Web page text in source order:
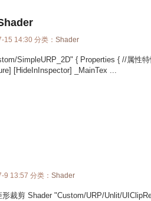
15 14:30 分类： Shader
SimpleURP_2D" { Properties { //属性
[HideInInspector] _MainTex ...
9 13:57 分类： Shader
裁剪 Shader "Custom/URP/Unlit/